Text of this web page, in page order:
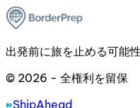
出発前に旅を止める可能
© 2026 - 全権利を留保
ShipAhead